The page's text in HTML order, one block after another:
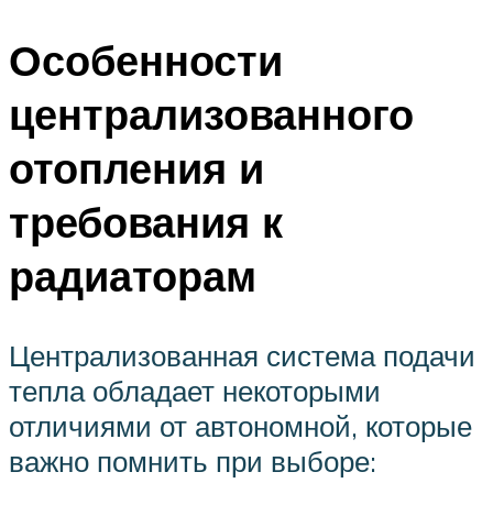
Особенности
централизованного
отопления и
требования к
радиаторам
Централизованная система подачи
тепла обладает некоторыми
отличиями от автономной, которые
важно помнить при выборе: